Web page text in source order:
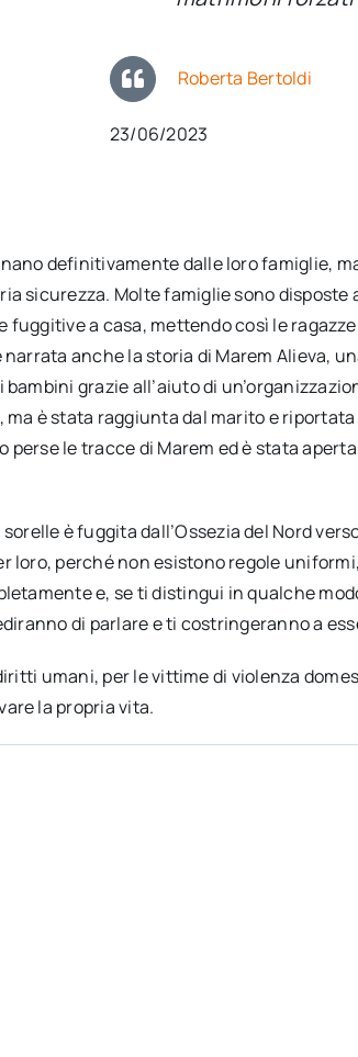
Roberta Bertoldi
23/06/2023
definitivamente dalle loro famiglie,
sicurezza. Molte famiglie sono disposte
a casa, mettendo così le
anche la storia di Marem Alieva,
grazie all’aiuto di
è stata raggiunta dal marito e
le tracce di Marem ed è stata
è fuggita dall’Ossezia del Nord
loro, perché non esistono regole
e, se ti distingui in qualche
di parlare e ti costringeranno a
umani, per le vittime di violenza
la propria vita.